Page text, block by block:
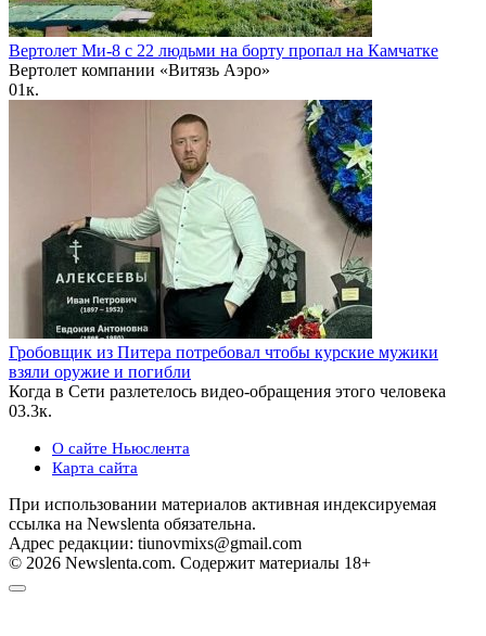
Вертолет Ми-8 с 22 людьми на борту пропал на Камчатке
Вертолет компании «Витязь Аэро»
01к.
Гробовщик из Питера потребовал чтобы курские мужики
взяли оружие и погибли
Когда в Сети разлетелось видео-обращения этого человека
03.3к.
О сайте Ньюслента
Карта сайта
При использовании материалов активная индексируемая
ссылка на Newslenta обязательна.
Адрес редакции: tiunovmixs@gmail.com
© 2026 Newslenta.com. Содержит материалы 18+